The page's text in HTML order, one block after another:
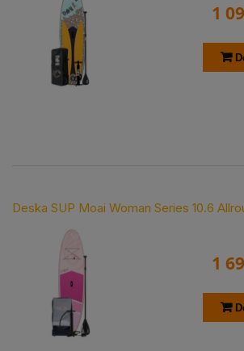
1
Deska SUP Moai Woman Series 10.6
1